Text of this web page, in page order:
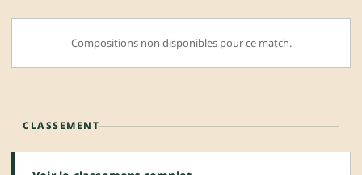
Compositions non disponibles pour ce match.
CLASSEMENT